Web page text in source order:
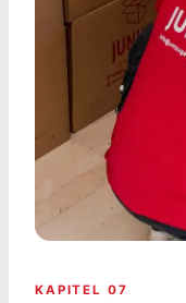
KAPITEL 07